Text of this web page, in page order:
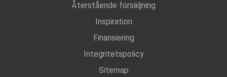
Återstående försäljning
Inspiration
Finansiering
Integritetspolicy
Sitemap